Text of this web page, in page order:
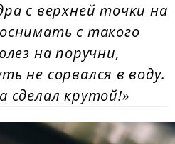
с верхней точки на
с такого
на поручни,
не сорвался в воду.
сделал крутой!»